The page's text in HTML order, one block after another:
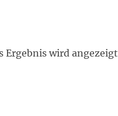
Ergebnis wird angezeigt